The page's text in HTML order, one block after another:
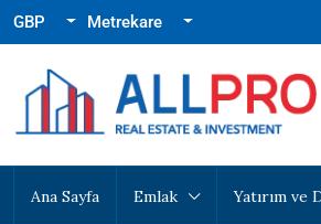
GBP Metrekare
Ana Sayfa Emlak Yatırım ve